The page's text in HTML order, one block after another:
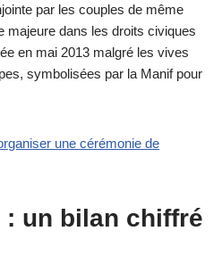
par les couples de même
majeure dans les droits civiques
en mai 2013 malgré les vives
symbolisées par la Manif pour
une cérémonie de
: un bilan chiffré